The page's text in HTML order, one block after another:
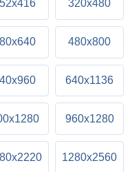
320x480
480x800
640x1136
960x1280
1280x2560